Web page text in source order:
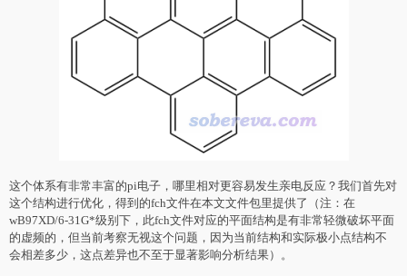
这个体系有非常丰富的pi电子，哪里相对更容易发生亲电反应？我们首先对
这个结构进行优化，得到的fch文件在本文文件包里提供了（注：在
wB97XD/6-31G*级别下，此fch文件对应的平面结构是有非常轻微破坏平面
的虚频的，但当前考察无视这个问题，因为当前结构和实际极小点结构不
会相差多少，这点差异也不至于显著影响分析结果）。